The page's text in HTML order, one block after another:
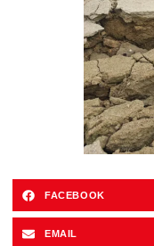
FACEBOOK
EMAIL